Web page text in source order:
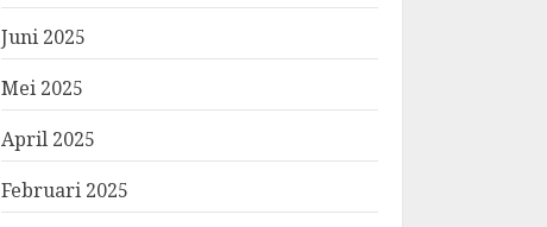
Juni 2025
Mei 2025
April 2025
Februari 2025